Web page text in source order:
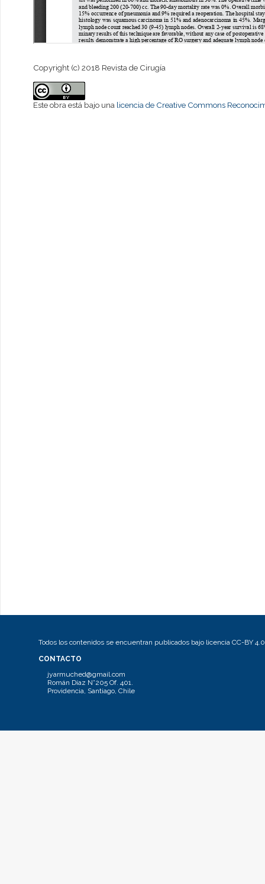
Copyright (c) 2018 Revista de Cirugía
Este obra está bajo una licencia de Creative Commons
Todos los contenidos se encuentran publicados bajo licencia CC-BY 4.0
CONTACTO
jyarmuched@gmail.com
Román Díaz N°205 Of. 401.
Providencia, Santiago, Chile